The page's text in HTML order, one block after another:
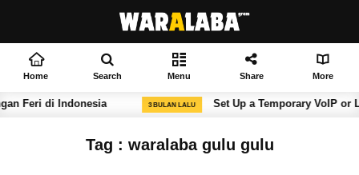
Home Search Menu Share More
Feri di Indonesia 3 BULAN LALU Set Up a Temporary VoIP or
Tag : waralaba gulu gulu